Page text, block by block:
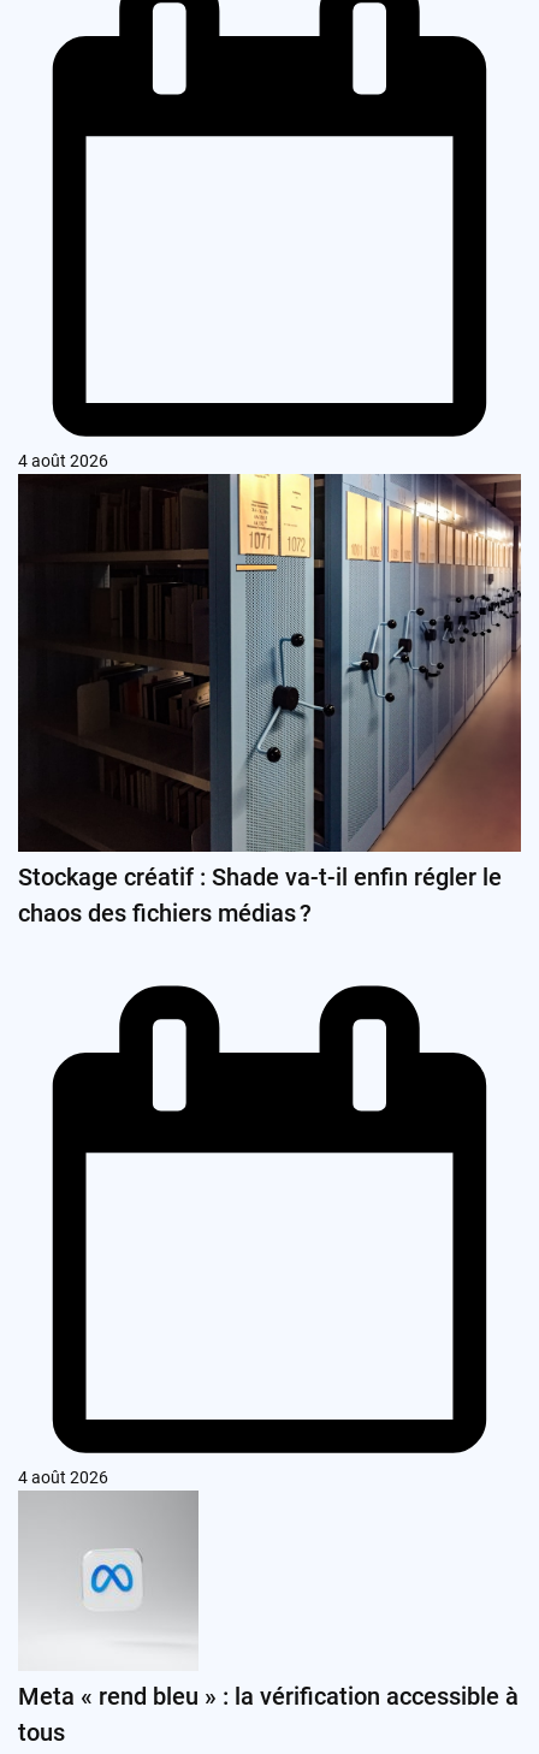
4 août 2026
Stockage créatif : Shade va-t-il enfin régler le
chaos des fichiers médias ?
4 août 2026
Meta « rend bleu » : la vérification accessible à
tous